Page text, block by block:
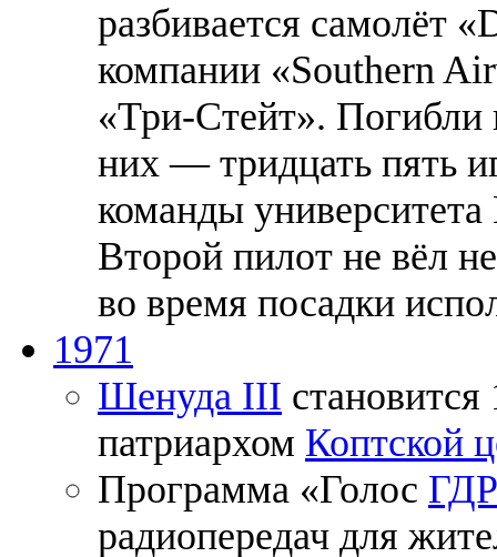
разбивается самолёт
компании «Southern
«Три-Стейт». Погибли
них — тридцать пять
команды
Второй пилот не вёл
во время посадки
1971
Шенуда III
патриархом Коптской
Программа «Голос
радиопередач для